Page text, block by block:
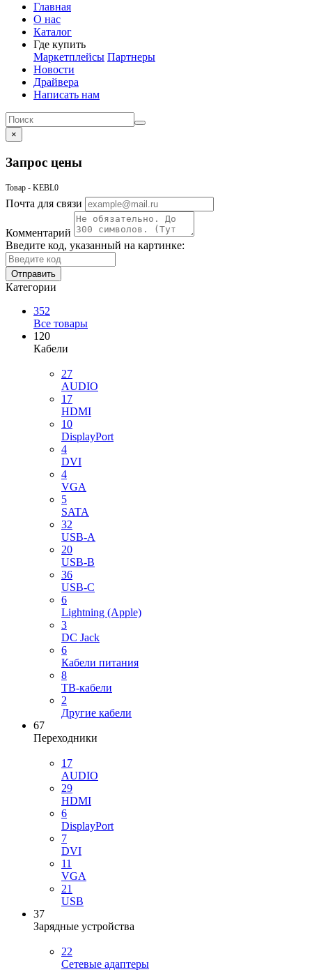
Главная
О нас
Каталог
Где купить
Маркетплейсы Партнеры
Новости
Драйвера
Написать нам
×
Запрос цены
Товар - KEBL0
Почта для связи
Комментарий
Введите код, указанный на картинке:
Отправить
Категории
352
Все товары
120
Кабели
27
AUDIO
17
HDMI
10
DisplayPort
4
DVI
4
VGA
5
SATA
32
USB-A
20
USB-B
36
USB-C
6
Lightning (Apple)
3
DC Jack
6
Кабели питания
8
ТВ-кабели
2
Другие кабели
67
Переходники
17
AUDIO
29
HDMI
6
DisplayPort
7
DVI
11
VGA
21
USB
37
Зарядные устройства
22
Сетевые адаптеры